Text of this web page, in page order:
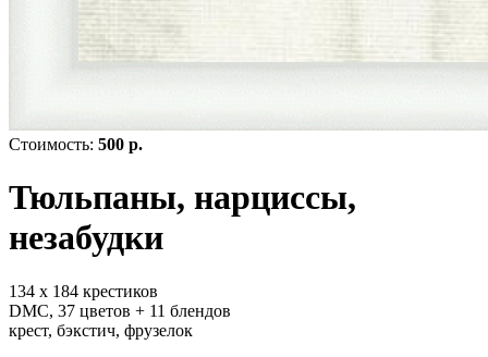
Стоимость: 500 р.
Тюльпаны, нарциссы,
незабудки
134 х 184 крестиков
DMC, 37 цветов + 11 блендов
крест, бэкстич, фрузелок